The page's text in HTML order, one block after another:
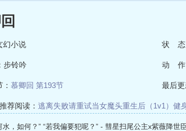
幻小说 状 态
铃吟 动 作
慕卿回 第193节 最后
荐阅读： 逃离失败请重试当女魔头重生后（1v1） 健
，如何？” “若我偏要犯呢？” - 彗星扫尾公主x紫薇降世